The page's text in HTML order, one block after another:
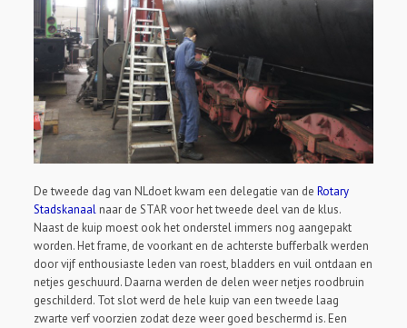
De tweede dag van NLdoet kwam een delegatie van deRotary
Stadskanaal naar de STAR voor het tweede deel van de klus.
Naast de kuip moest ook het onderstel immers nog aangepakt
worden. Het frame, de voorkant en de achterste bufferbalk werden
door vijf enthousiaste leden van roest, bladders en vuil ontdaan en
netjes geschuurd. Daarna werden de delen weer netjes roodbruin
geschilderd. Tot slot werd de hele kuip van een tweede laag
zwarte verf voorzien zodat deze weer goed beschermd is. Een